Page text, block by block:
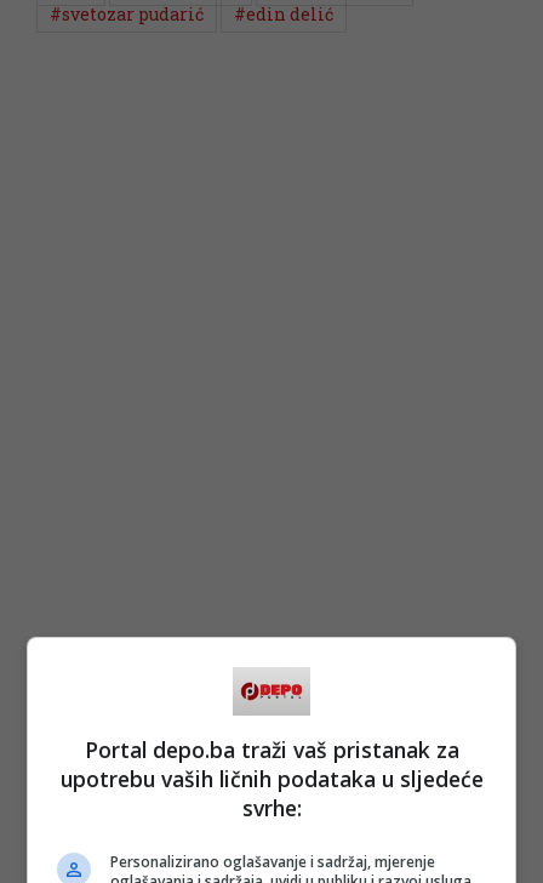
#svetozar pudarić
#edin delić
Portal depo.ba traži vaš pristanak za
upotrebu vaših ličnih podataka u sljedeće
svrhe:
Personalizirano oglašavanje i sadržaj, mjerenje